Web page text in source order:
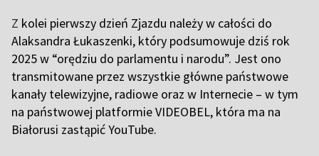
Z kolei pierwszy dzień Zjazdu należy w całości do
Alaksandra Łukaszenki, który podsumowuje dziś rok
2025 w “orędziu do parlamentu i narodu”. Jest ono
transmitowane przez wszystkie główne państwowe
kanały telewizyjne, radiowe oraz w Internecie – w tym
na państwowej platformie VIDEOBEL, która ma na
Białorusi zastąpić YouTube.